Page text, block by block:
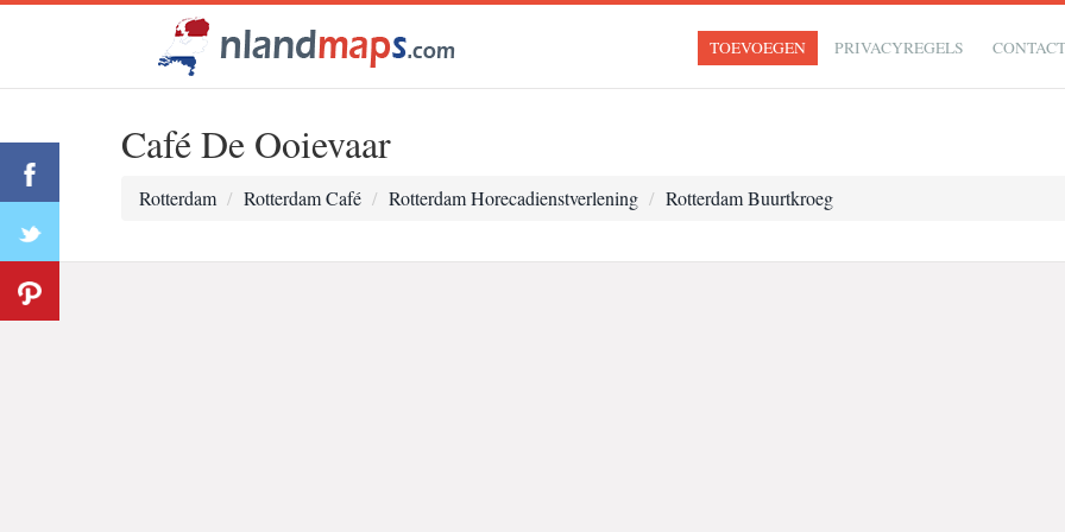
TOEVOEGEN PRIVACYREGELS
Café De Ooievaar
Rotterdam Rotterdam Café Rotterdam Horecadienstverlening Rotterdam Buurtkroeg